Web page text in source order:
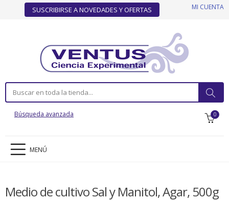
SUSCRIBIRSE A NOVEDADES Y OFERTAS MI CUENTA
Búsqueda avanzada 0
MENÚ
Medio de cultivo Sal y Manitol, Agar, 500g